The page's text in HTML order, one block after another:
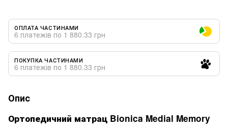
ОПЛАТА ЧАСТИНАМИ
6 платежів по 1 880.33 грн
ПОКУПКА ЧАСТИНАМИ
6 платежів по 1 880.33 грн
Опис
Ортопедичний матрац Bionica Medial Memory